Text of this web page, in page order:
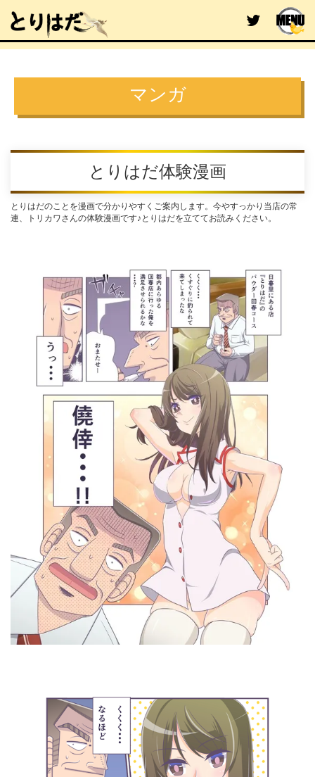
マンガ
とりはだ体験漫画
とりはだのことを漫画で分かりやすくご案内します。今やすっかり当店の常
連、トリカワさんの体験漫画です♪とりはだを立ててお読みください。